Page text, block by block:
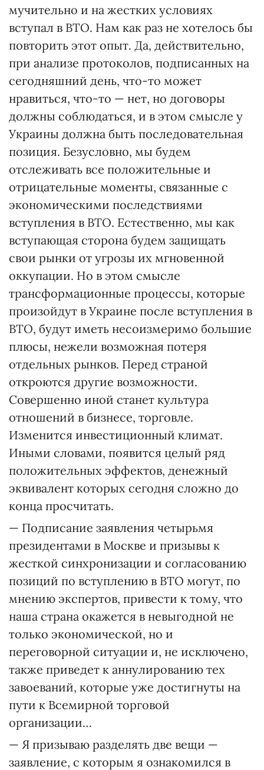
мучительно и на жестких условиях
вступал в ВТО. Нам как раз не хотелось бы
повторить этот опыт. Да, действительно,
при анализе протоколов, подписанных на
сегодняшний день, что-то может
нравиться, что-то — нет, но договоры
должны соблюдаться, и в этом смысле у
Украины должна быть последовательная
позиция. Безусловно, мы будем
отслеживать все положительные и
отрицательные моменты, связанные с
экономическими последствиями
вступления в ВТО. Естественно, мы как
вступающая сторона будем защищать
свои рынки от угрозы их мгновенной
оккупации. Но в этом смысле
трансформационные процессы, которые
произойдут в Украине после вступления в
ВТО, будут иметь несоизмеримо большие
плюсы, нежели возможная потеря
отдельных рынков. Перед страной
откроются другие возможности.
Совершенно иной станет культура
отношений в бизнесе, торговле.
Изменится инвестиционный климат.
Иными словами, появится целый ряд
положительных эффектов, денежный
эквивалент которых сегодня сложно до
конца просчитать.
— Подписание заявления четырьмя
президентами в Москве и призывы к
жесткой синхронизации и согласованию
позиций по вступлению в ВТО могут, по
мнению экспертов, привести к тому, что
наша страна окажется в невыгодной не
только экономической, но и
переговорной ситуации и, не исключено,
также приведет к аннулированию тех
завоеваний, которые уже достигнуты на
пути к Всемирной торговой
организации…
— Я призываю разделять две вещи —
заявление, с которым я ознакомился в